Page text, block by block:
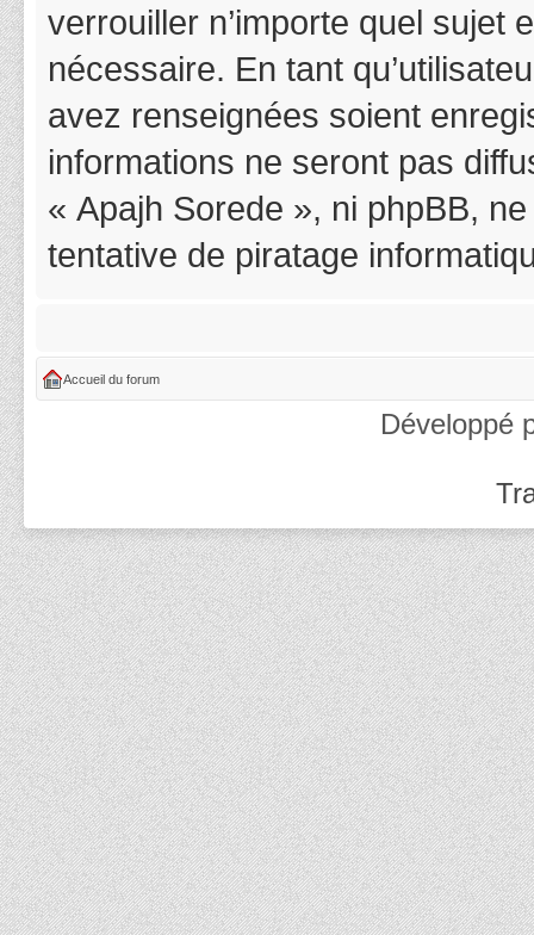
verrouiller n’importe quel sujet
nécessaire. En tant
avez renseignées soient
informations ne seront pas
« Apajh Sorede », ni phpBB,
tentative de piratage
Accueil du forum
Développé